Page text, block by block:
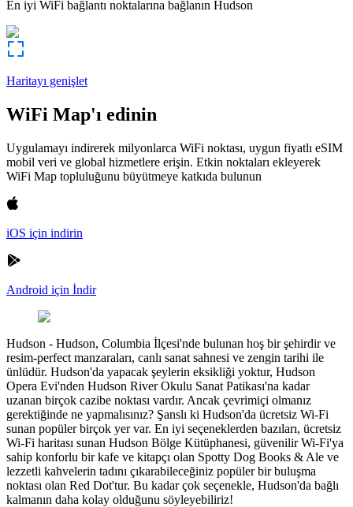
En iyi WiFi bağlantı noktalarına bağlanın Hudson
Haritayı genişlet
WiFi Map'ı edinin
Uygulamayı indirerek milyonlarca WiFi noktası, uygun fiyatlı eSIM
mobil veri ve global hizmetlere erişin. Etkin noktaları ekleyerek
WiFi Map topluluğunu büyütmeye katkıda bulunun
iOS için indirin
Android için İndir
Hudson - Hudson, Columbia İlçesi'nde bulunan hoş bir şehirdir ve
resim-perfect manzaraları, canlı sanat sahnesi ve zengin tarihi ile
ünlüdür. Hudson'da yapacak şeylerin eksikliği yoktur, Hudson
Opera Evi'nden Hudson River Okulu Sanat Patikası'na kadar
uzanan birçok cazibe noktası vardır. Ancak çevrimiçi olmanız
gerektiğinde ne yapmalısınız? Şanslı ki Hudson'da ücretsiz Wi-Fi
sunan popüler birçok yer var. En iyi seçeneklerden bazıları, ücretsiz
Wi-Fi haritası sunan Hudson Bölge Kütüphanesi, güvenilir Wi-Fi'ya
sahip konforlu bir kafe ve kitapçı olan Spotty Dog Books & Ale ve
lezzetli kahvelerin tadını çıkarabileceğiniz popüler bir buluşma
noktası olan Red Dot'tur. Bu kadar çok seçenekle, Hudson'da bağlı
kalmanın daha kolay olduğunu söyleyebiliriz!